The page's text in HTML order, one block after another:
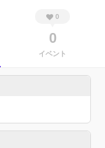
0
0
イベント